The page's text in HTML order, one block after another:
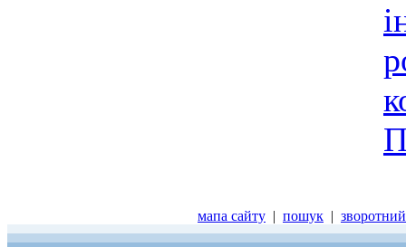
мапа сайту | пошук |